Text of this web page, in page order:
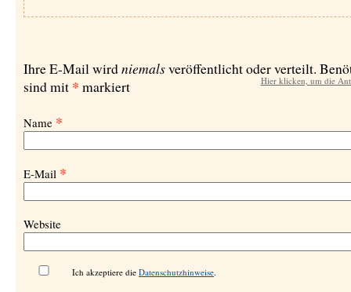
Hier klicken, um die
Ihre E-Mail wirdniemalsveröffentlicht oder verteilt.
sind mit * markiert
Name *
E-Mail *
Website
Ich akzeptiere die Datenschutzhinweise.